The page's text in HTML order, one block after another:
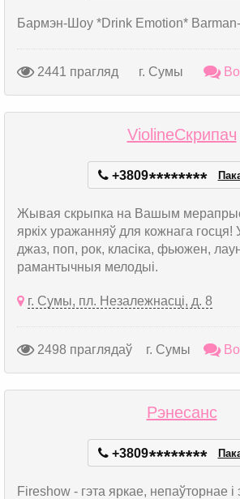
Бармэн-Шоу *Drink Emotion*
2441 прагляд г. Сумы
ViolineСкрипач
+3809********
Жывая скрыпка на Вашым
яркіх уражанняў для кожнага госця!
джаз, поп, рок, класіка, фьюжен,
рамантычныя мелодыі.
г. Сумы, пл. Незалежнасці, д. 8
2498 праглядаў г. Сумы
Рэнесанс
+3809********
Fireshow - гэта яркае, непаўторнае і